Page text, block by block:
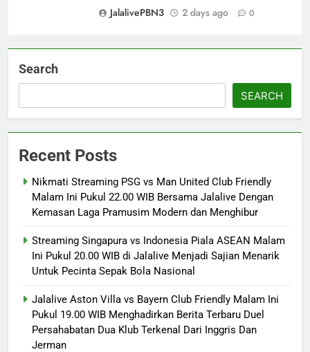
JalalivePBN3
2 days ago 0
Search
SEARCH
Recent Posts
Nikmati Streaming PSG vs Man United Club Friendly
Malam Ini Pukul 22.00 WIB Bersama Jalalive Dengan
Kemasan Laga Pramusim Modern dan Menghibur
Streaming Singapura vs Indonesia Piala ASEAN Malam
Ini Pukul 20.00 WIB di Jalalive Menjadi Sajian Menarik
Untuk Pecinta Sepak Bola Nasional
Jalalive Aston Villa vs Bayern Club Friendly Malam Ini
Pukul 19.00 WIB Menghadirkan Berita Terbaru Duel
Persahabatan Dua Klub Terkenal Dari Inggris Dan
Jerman